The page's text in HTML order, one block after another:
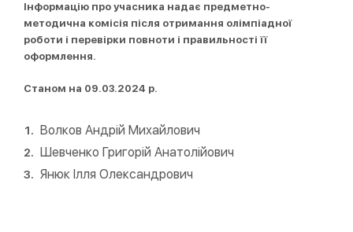
Інформацію про учасника надає предметно-
методична комісія після отримання олімпіадної
роботи і перевірки повноти і правильності її
оформлення.
Станом на 09.03.2024 р.
Волков Андрій Михайлович
Шевченко Григорій Анатолійович
Янюк Ілля Олександрович